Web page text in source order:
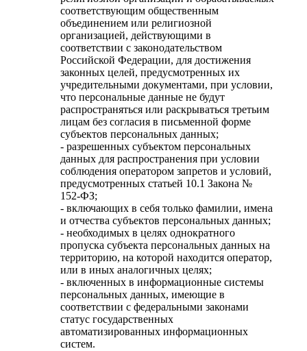
соответствующим общественным
объединением или религиозной
организацией, действующими в
соответствии с законодательством
Российской Федерации, для достижения
законных целей, предусмотренных их
учредительными документами, при условии,
что персональные данные не будут
распространяться или раскрываться третьим
лицам без согласия в письменной форме
субъектов персональных данных;
- разрешенных субъектом персональных
данных для распространения при условии
соблюдения оператором запретов и условий,
предусмотренных статьей 10.1 Закона №
152-ФЗ;
- включающих в себя только фамилии, имена
и отчества субъектов персональных данных;
- необходимых в целях однократного
пропуска субъекта персональных данных на
территорию, на которой находится оператор,
или в иных аналогичных целях;
- включенных в информационные системы
персональных данных, имеющие в
соответствии с федеральными законами
статус государственных
автоматизированных информационных
систем.